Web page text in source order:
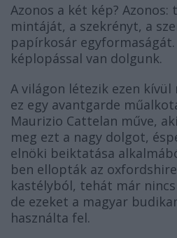
Azonos a két kép?
mintáját, a szekrényt, a
papírkosár egyformaságát.
képlopással van dolgunk.
A világon létezik ezen kívül
ez egy avantgarde
Maurizio Cattelan műve,
meg ezt a nagy dolgot,
elnöki beiktatása
ben ellopták az
kastélyból, tehát már
de ezeket a magyar
használta fel.